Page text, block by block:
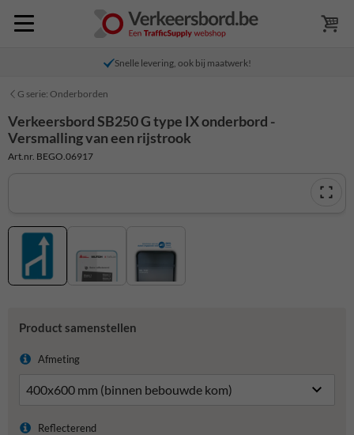
Snelle levering, ook bij maatwerk!
G serie: Onderborden
Verkeersbord SB250 G type IX onderbord -
Versmalling van een rijstrook
Art.nr. BEGO.06917
Product samenstellen
Afmeting
Reflecterend